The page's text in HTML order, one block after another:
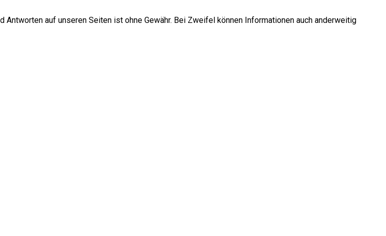
auf unseren Seiten ist ohne Gewähr. Bei Zweifel können Informationen auch anderweitig